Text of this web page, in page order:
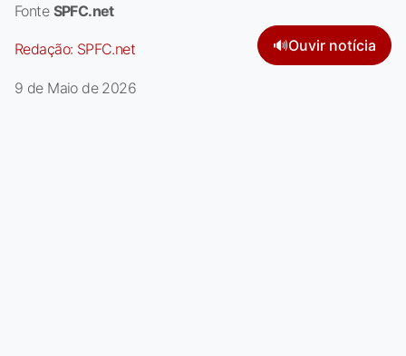
Fonte SPFC.net
Redação: SPFC.net 🔊Ouvir notícia
9 de Maio de 2026